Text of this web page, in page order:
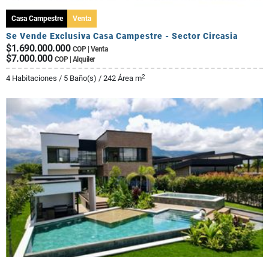
Casa Campestre Venta
Se Vende Exclusiva Casa Campestre - Sector Circasia
$1.690.000.000 COP | Venta
$7.000.000 COP | Alquiler
4 Habitaciones / 5 Baño(s) / 242 Área m2